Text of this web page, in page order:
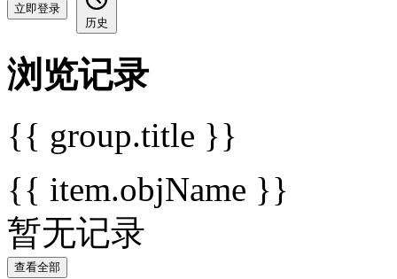
立即登录
历史
浏览记录
{{ group.title }}
{{ item.objName }}
暂无记录
查看全部